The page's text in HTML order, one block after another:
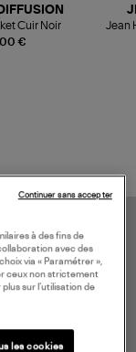
€
Cuir Noir Jean
à des fins de
avec des
via « Paramétrer »,
ceux non strictement
sur l’utilisation de
les cookies
Continuer sans accepter